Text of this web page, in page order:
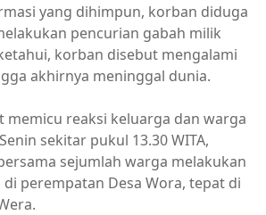
yang dihimpun, korban diduga
pencurian gabah milik
korban disebut mengalami
akhirnya meninggal dunia.
memicu reaksi keluarga dan warga
sekitar pukul 13.30 WITA,
sejumlah warga melakukan
perempatan Desa Wora, tepat di